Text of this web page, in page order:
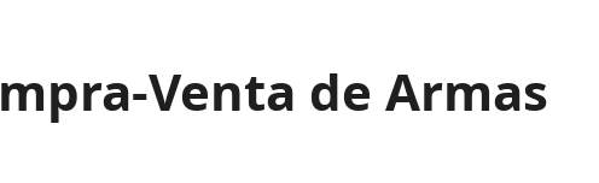
Venta de Armas